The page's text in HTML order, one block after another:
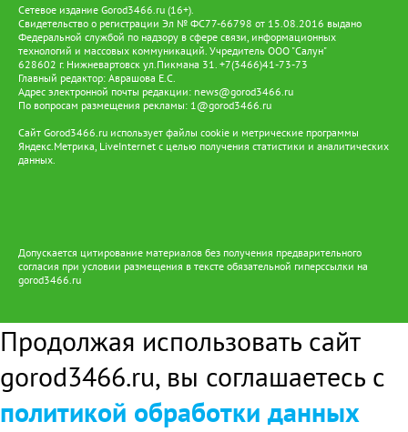
Сетевое издание Gorod3466.ru (16+).
Свидетельство о регистрации Эл № ФС77-66798 от 15.08.2016 выдано
Федеральной службой по надзору в сфере связи, информационных
технологий и массовых коммуникаций. Учредитель ООО "Салун"
628602 г. Нижневартовск ул.Пикмана 31. +7(3466)41-73-73
Главный редактор: Аврашова Е.С.
Адрес электронной почты редакции: news@gorod3466.ru
По вопросам размещения рекламы: 1@gorod3466.ru
Сайт Gorod3466.ru использует файлы cookie и метрические программы
Яндекс.Метрика, LiveInternet с целью получения статистики и аналитических
данных.
Допускается цитирование материалов без получения предварительного
согласия при условии размещения в тексте обязательной гиперссылки на
gorod3466.ru
Продолжая использовать сайт
gorod3466.ru, вы соглашаетесь с
политикой обработки данных